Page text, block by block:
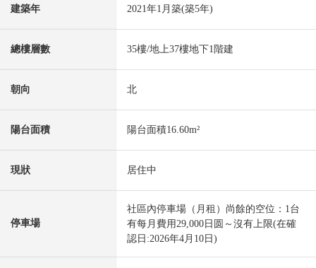
建築年 2021年1月築(築5年)
總樓層數 35樓/地上37樓地下1階建
朝向 北
陽台面積 陽台面積16.60m²
現狀 居住中
停車場
社區內停車場（月租）尚餘的空位：1台
有每月費用29,000日圆～沒有上限(在確
認日:2026年4月10日)